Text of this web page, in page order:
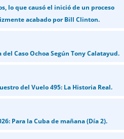
lo que causó el inició de un proceso
acabado por Bill Clinton.
Caso Ochoa Según Tony Calatayud.
del Vuelo 495: La Historia Real.
Para la Cuba de mañana (Día 2).